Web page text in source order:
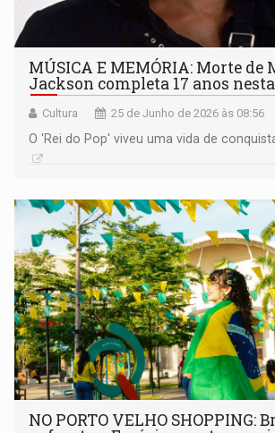
MÚSICA E MEMÓRIA: Morte de
Jackson completa 17 anos
Cultura 25 de Junho de 2026 às 08:56
O 'Rei do Pop' viveu uma vida de
NO PORTO VELHO SHOPPING: